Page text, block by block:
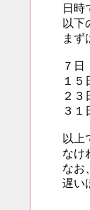
日時
以下
まず
７日
１５
２３
３１
以上
なけ
なお
遅い